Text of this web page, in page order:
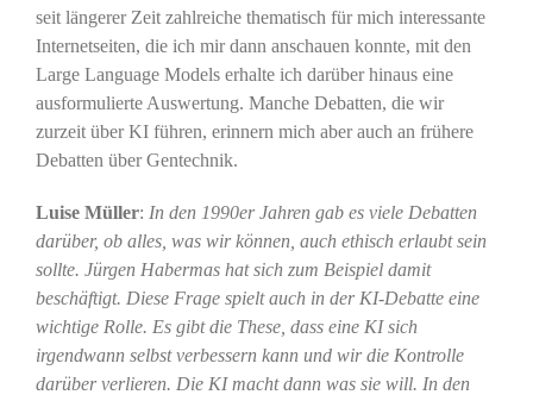
seit längerer Zeit zahlreiche thematisch für mich interessante
Internetseiten, die ich mir dann anschauen konnte, mit den
Large Language Models erhalte ich darüber hinaus eine
ausformulierte Auswertung. Manche Debatten, die wir
zurzeit über KI führen, erinnern mich aber auch an frühere
Debatten über Gentechnik.
Luise Müller: In den 1990er Jahren gab es viele Debatten
darüber, ob alles, was wir können, auch ethisch erlaubt sein
sollte. Jürgen Habermas hat sich zum Beispiel damit
beschäftigt. Diese Frage spielt auch in der KI-Debatte eine
wichtige Rolle. Es gibt die These, dass eine KI sich
irgendwann selbst verbessern kann und wir die Kontrolle
darüber verlieren. Die KI macht dann was sie will. In den